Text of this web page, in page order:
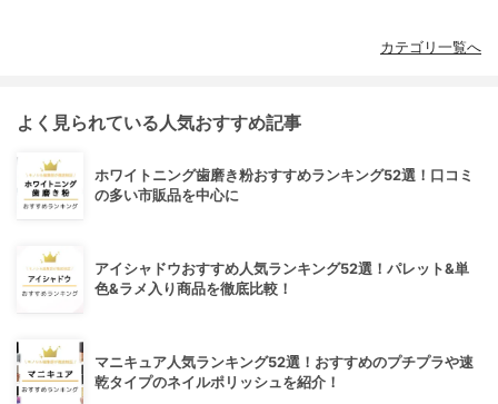
カテゴリ一覧へ
よく見られている人気おすすめ記事
ホワイトニング歯磨き粉おすすめランキング52選！口コミ
の多い市販品を中心に
アイシャドウおすすめ人気ランキング52選！パレット&単
色&ラメ入り商品を徹底比較！
マニキュア人気ランキング52選！おすすめのプチプラや速
乾タイプのネイルポリッシュを紹介！